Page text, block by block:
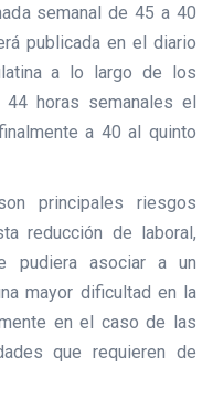
semanal de 45 a 40
publicada en el diario
a lo largo de los
horas semanales el
a 40 al quinto
principales riesgos
reducción de laboral,
pudiera asociar a un
mayor dificultad en la
en el caso de las
que requieren de